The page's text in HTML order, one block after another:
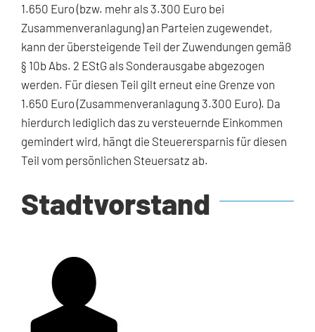
1.650 Euro (bzw. mehr als 3.300 Euro bei
Zusammenveranlagung) an Parteien zugewendet,
kann der übersteigende Teil der Zuwendungen gemäß
§ 10b Abs. 2 EStG als Sonderausgabe abgezogen
werden. Für diesen Teil gilt erneut eine Grenze von
1.650 Euro (Zusammenveranlagung 3.300 Euro). Da
hierdurch lediglich das zu versteuernde Einkommen
gemindert wird, hängt die Steuerersparnis für diesen
Teil vom persönlichen Steuersatz ab.
Stadtvorstand